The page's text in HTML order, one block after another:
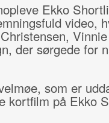
Ekko
video,
der sørgede for
som er
kortfilm på Ekko